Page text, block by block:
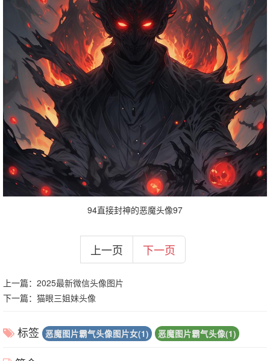
94直接封神的恶魔头像97
上一页 下一页
上一篇： 2025最新微信头像图片
下一篇： 猫眼三姐妹头像
标签 恶魔图片霸气头像图片女(1) 恶魔图片霸气头像(1)